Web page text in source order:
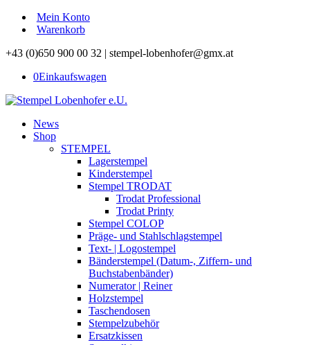
Mein Konto
Warenkorb
+43 (0)650 900 00 32 | stempel-lobenhofer@gmx.at
0Einkaufswagen
News
Shop
STEMPEL
Lagerstempel
Kinderstempel
Stempel TRODAT
Trodat Professional
Trodat Printy
Stempel COLOP
Präge- und Stahlschlagstempel
Text- | Logostempel
Bänderstempel (Datum-, Ziffern- und
Buchstabenbänder)
Numerator | Reiner
Holzstempel
Taschendosen
Stempelzubehör
Ersatzkissen